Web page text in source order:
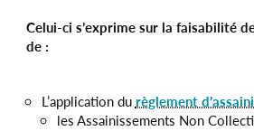
Celui-ci s’exprime sur la faisabilité
de :
L’application du règlement
les Assainissements Non